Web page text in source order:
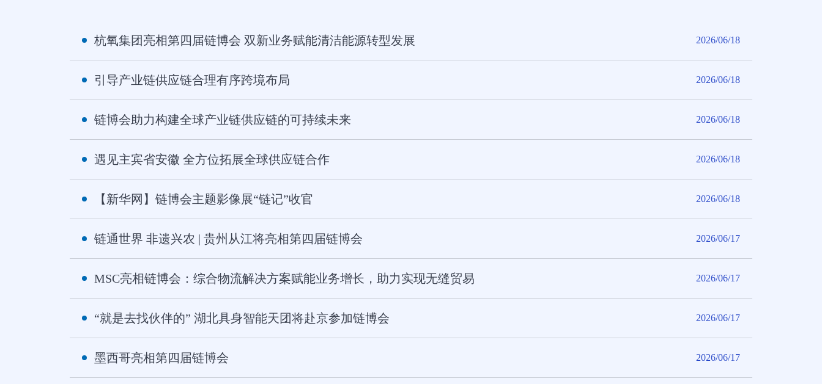
杭氧集团亮相第四届链博会 双新业务赋能清洁能源转型发展 2026/06/18
引导产业链供应链合理有序跨境布局 2026/06/18
链博会助力构建全球产业链供应链的可持续未来 2026/06/18
遇见主宾省安徽 全方位拓展全球供应链合作 2026/06/18
【新华网】链博会主题影像展“链记”收官 2026/06/18
链通世界 非遗兴农 | 贵州从江将亮相第四届链博会 2026/06/17
MSC亮相链博会：综合物流解决方案赋能业务增长，助力实现无缝贸易 2026/06/17
“就是去找伙伴的” 湖北具身智能天团将赴京参加链博会 2026/06/17
墨西哥亮相第四届链博会 2026/06/17